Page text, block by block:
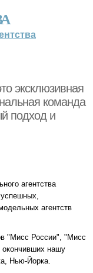
эксклюзивная
команда
подход и
агентства
агентств
"Мисс России", "Мисс
нашу
Нью-Йорка.